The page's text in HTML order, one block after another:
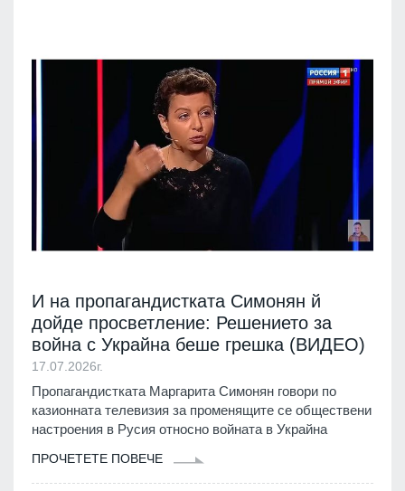
И на пропагандистката Симонян й
дойде просветление: Решението за
война с Украйна беше грешка (ВИДЕО)
17.07.2026г.
Пропагандистката Маргарита Симонян говори по
казионната телевизия за променящите се обществени
настроения в Русия относно войната в Украйна
ПРОЧЕТЕТЕ ПОВЕЧЕ